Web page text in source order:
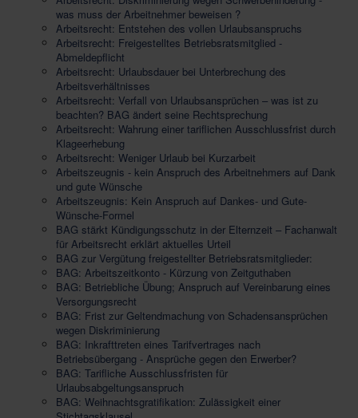
was muss der Arbeitnehmer beweisen ?
Arbeitsrecht: Entstehen des vollen Urlaubsanspruchs
Arbeitsrecht: Freigestelltes Betriebsratsmitglied -
Abmeldepflicht
Arbeitsrecht: Urlaubsdauer bei Unterbrechung des
Arbeitsverhältnisses
Arbeitsrecht: Verfall von Urlaubsansprüchen – was ist zu
beachten? BAG ändert seine Rechtsprechung
Arbeitsrecht: Wahrung einer tariflichen Ausschlussfrist durch
Klageerhebung
Arbeitsrecht: Weniger Urlaub bei Kurzarbeit
Arbeitszeugnis - kein Anspruch des Arbeitnehmers auf Dank
und gute Wünsche
Arbeitszeugnis: Kein Anspruch auf Dankes- und Gute-
Wünsche-Formel
BAG stärkt Kündigungsschutz in der Elternzeit – Fachanwalt
für Arbeitsrecht erklärt aktuelles Urteil
BAG zur Vergütung freigestellter Betriebsratsmitglieder:
BAG: Arbeitszeitkonto - Kürzung von Zeitguthaben
BAG: Betriebliche Übung; Anspruch auf Vereinbarung eines
Versorgungsrecht
BAG: Frist zur Geltendmachung von Schadensansprüchen
wegen Diskriminierung
BAG: Inkrafttreten eines Tarifvertrages nach
Betriebsübergang - Ansprüche gegen den Erwerber?
BAG: Tarifliche Ausschlussfristen für
Urlaubsabgeltungsanspruch
BAG: Weihnachtsgratifikation: Zulässigkeit einer